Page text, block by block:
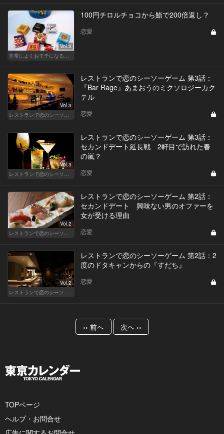
Vol.3
非常によくおモテになる殿方のホワイトデー
100円チロルチョコから鮨で200倍返し？
恋愛
Vol.3
レストランで恋のシーソーゲーム（MAN）
レストランで恋のシーソーゲーム 第3話：
『Bar Rage』あまおうのミクソロジーカク
テル
恋愛
Vol.3
レストランで恋のシーソーゲーム（WOMAN）
レストランで恋のシーソーゲーム 第3話：
セカンドデート延長戦 2軒目で訪れた春
の嵐？
恋愛
Vol.2
レストランで恋のシーソーゲーム（WOMAN）
レストランで恋のシーソーゲーム 第2話：
セカンドデート 興味ない男のオファーを
女が受ける理由
恋愛
Vol.2
レストランで恋のシーソーゲーム（MAN）
レストランで恋のシーソーゲーム 第2話：2
度のドタキャンからの『すだち』
恋愛
‹‹ 前へ 次へ ››
TOPページ
ヘルプ・お問合せ